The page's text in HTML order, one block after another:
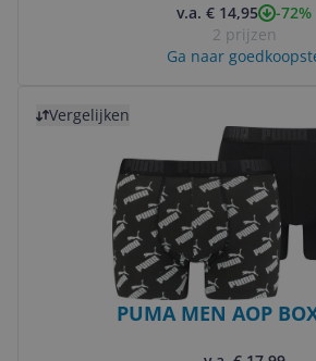
v.a. € 14,95
-72%
2 prijzen
Ga naar
Vergelijken
PUMA MEN AOP